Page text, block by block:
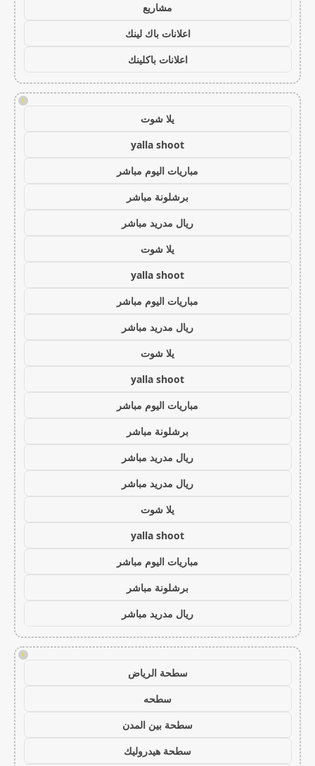
مشاريع
اعلانات باك لينك
اعلانات باكلينك
!
يلا شوت
yalla shoot
مباريات اليوم مباشر
برشلونة مباشر
ريال مدريد مباشر
يلا شوت
yalla shoot
مباريات اليوم مباشر
ريال مدريد مباشر
يلا شوت
yalla shoot
مباريات اليوم مباشر
برشلونة مباشر
ريال مدريد مباشر
ريال مدريد مباشر
يلا شوت
yalla shoot
مباريات اليوم مباشر
برشلونة مباشر
ريال مدريد مباشر
!
سطحة الرياض
سطحه
سطحة بين المدن
سطحة هيدروليك